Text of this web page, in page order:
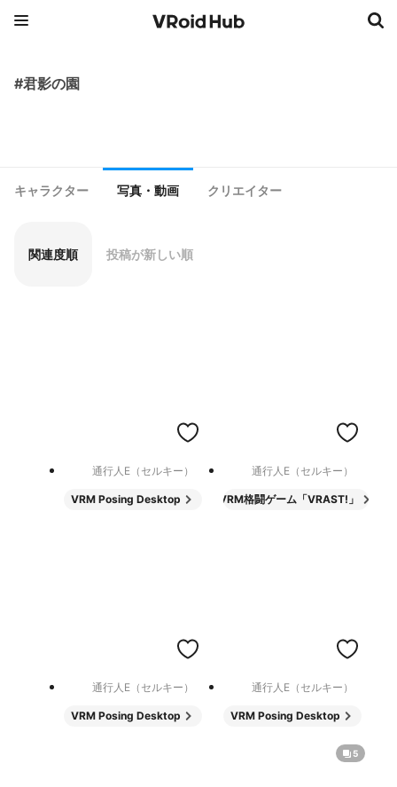
#君影の園
キャラクター 写真・動画 クリエイター
関連度順 投稿が新しい順
通行人E（セルキー）
VRM Posing Desktop
通行人E（セルキー）
VRM格闘ゲーム「VRAST!」
通行人E（セルキー）
VRM Posing Desktop
通行人E（セルキー）
VRM Posing Desktop
5